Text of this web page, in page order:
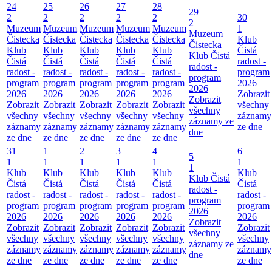
24
2
Muzeum
Čistecka
Klub
Čistá
radost -
program
2026
Zobrazit
všechny
záznamy
ze dne
25
2
Muzeum
Čistecka
Klub
Čistá
radost -
program
2026
Zobrazit
všechny
záznamy
ze dne
26
2
Muzeum
Čistecka
Klub
Čistá
radost -
program
2026
Zobrazit
všechny
záznamy
ze dne
27
2
Muzeum
Čistecka
Klub
Čistá
radost -
program
2026
Zobrazit
všechny
záznamy
ze dne
28
2
Muzeum
Čistecka
Klub
Čistá
radost -
program
2026
Zobrazit
všechny
záznamy
ze dne
29
2
Muzeum
Čistecka
Klub Čistá
radost -
program
2026
Zobrazit
všechny
záznamy ze
dne
30
1
Klub
Čistá
radost -
program
2026
Zobrazit
všechny
záznamy
ze dne
31
1
Klub
Čistá
radost -
program
2026
Zobrazit
všechny
záznamy
ze dne
1
1
Klub
Čistá
radost -
program
2026
Zobrazit
všechny
záznamy
ze dne
2
1
Klub
Čistá
radost -
program
2026
Zobrazit
všechny
záznamy
ze dne
3
1
Klub
Čistá
radost -
program
2026
Zobrazit
všechny
záznamy
ze dne
4
1
Klub
Čistá
radost -
program
2026
Zobrazit
všechny
záznamy
ze dne
5
1
Klub Čistá
radost -
program
2026
Zobrazit
všechny
záznamy ze
dne
6
1
Klub
Čistá
radost -
program
2026
Zobrazit
všechny
záznamy
ze dne